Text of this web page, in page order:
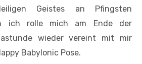
Geistes an Pfingsten
ich rolle mich am Ende der
wieder vereint mit mir
Babylonic Pose.